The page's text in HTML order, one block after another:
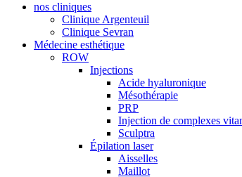
nos cliniques
Clinique Argenteuil
Clinique Sevran
Médecine esthétique
ROW
Injections
Acide hyaluronique
Mésothérapie
PRP
Injection de complexes
Sculptra
Épilation laser
Aisselles
Maillot